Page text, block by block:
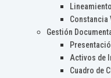
Constancia
Gestión
Activos de
Cuadro de